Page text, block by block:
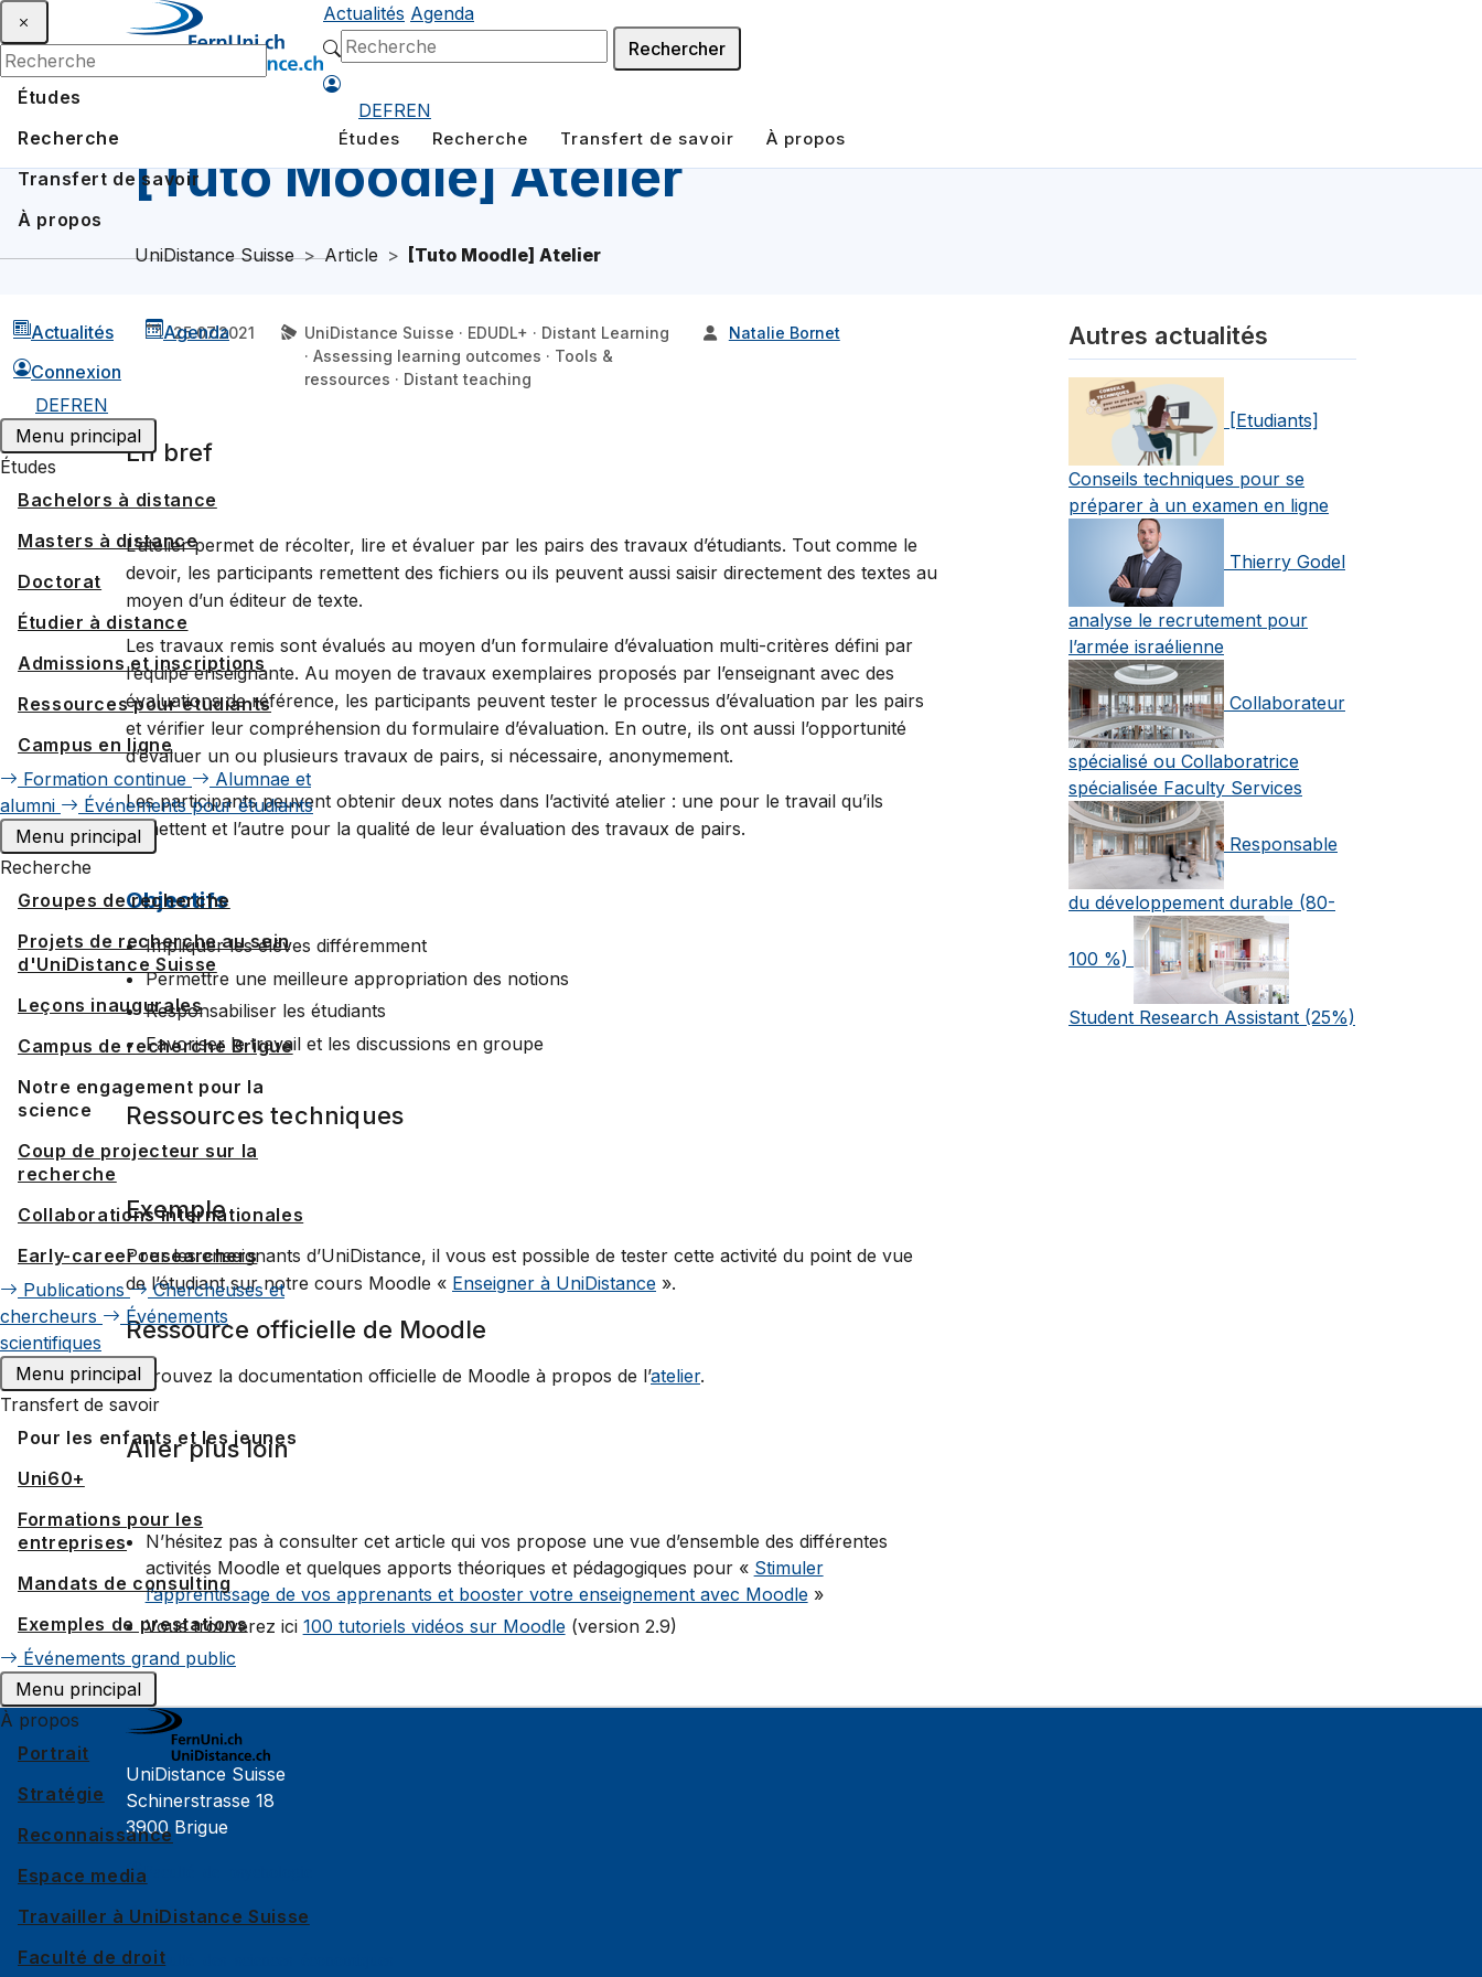
Actualités Agenda
Rechercher
DEFREN
Études Recherche Transfert de savoir À propos
Études
Recherche
Transfert de savoir
À propos
Actualités
Agenda
Connexion
DEFREN
Menu principal
Études
Bachelors à distance
Masters à distance
Doctorat
Étudier à distance
Admissions et inscriptions
Ressources pour étudiants
Campus en ligne
Formation continue
Alumnae et
alumni
Événements pour étudiants
Menu principal
Recherche
Groupes de recherche
Projets de recherche au sein
d'UniDistance Suisse
Leçons inaugurales
Campus de recherche Brigue
Notre engagement pour la
science
Coup de projecteur sur la
recherche
Collaborations internationales
Early-career researchers
Publications
Chercheuses et
chercheurs
Événements
scientifiques
Menu principal
Transfert de savoir
Pour les enfants et les jeunes
Uni60+
Formations pour les
entreprises
Mandats de consulting
Exemples de prestations
Événements grand public
Menu principal
À propos
Portrait
Stratégie
Reconnaissance
Espace media
Travailler à UniDistance Suisse
Faculté de droit
[Tuto Moodle] Atelier
UniDistance Suisse Article [Tuto Moodle] Atelier
25.07.2021
UniDistance Suisse · EDUDL+ · Distant Learning
· Assessing learning outcomes · Tools &
ressources · Distant teaching
Natalie Bornet
En bref
L’atelier permet de récolter, lire et évaluer par les pairs des travaux d’étudiants. Tout comme le
devoir, les participants remettent des fichiers ou ils peuvent aussi saisir directement des textes au
moyen d’un éditeur de texte.
Les travaux remis sont évalués au moyen d’un formulaire d’évaluation multi-critères défini par
l’équipe enseignante. Au moyen de travaux exemplaires proposés par l’enseignant avec des
évaluations de référence, les participants peuvent tester le processus d’évaluation par les pairs
et vérifier leur compréhension du formulaire d’évaluation. En outre, ils ont aussi l’opportunité
d’évaluer un ou plusieurs travaux de pairs, si nécessaire, anonymement.
Les participants peuvent obtenir deux notes dans l’activité atelier : une pour le travail qu’ils
remettent et l’autre pour la qualité de leur évaluation des travaux de pairs.
Objectifs
Impliquer les élèves différemment
Permettre une meilleure appropriation des notions
Responsabiliser les étudiants
Favoriser le travail et les discussions en groupe
Ressources techniques
Exemple
Pour les enseignants d’UniDistance, il vous est possible de tester cette activité du point de vue
de l’étudiant sur notre cours Moodle « Enseigner à UniDistance ».
Ressource officielle de Moodle
Retrouvez la documentation officielle de Moodle à propos de l’atelier.
Aller plus loin
N’hésitez pas à consulter cet article qui vos propose une vue d’ensemble des différentes
activités Moodle et quelques apports théoriques et pédagogiques pour « Stimuler
l’apprentissage de vos apprenants et booster votre enseignement avec Moodle»
Vous trouverez ici 100 tutoriels vidéos sur Moodle(version 2.9)
Autres actualités
[Etudiants]
Conseils techniques pour se
préparer à un examen en ligne
Thierry Godel
analyse le recrutement pour
l’armée israélienne
Collaborateur
spécialisé ou Collaboratrice
spécialisée Faculty Services
Responsable
du développement durable (80-
100 %)
Student Research Assistant (25%)
UniDistance Suisse
Schinerstrasse 18
3900 Brigue
Faculté de psychologie
Faculté de droit
Faculté des sciences économiques